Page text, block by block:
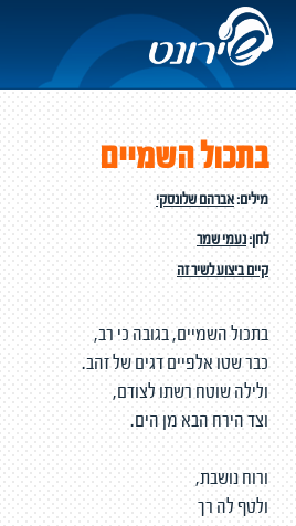
בתכול השמיים
מילים:אברהם שלונסקי
לחן:נעמי שמר
קיים ביצוע לשיר זה
בתכול השמיים, בגובה כי רב,
כבר שטו אלפיים דגים של זהב.
ולילה שוטח רשתו לצודם,
וצד הירח הבא מן הים.
ורוח נושבת,
ולטף לה רך